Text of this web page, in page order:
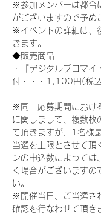
※参加メンバーは都合
がございますので予め
※イベントの詳細は、
きます。
◆販売商品
・『デジタルブロマ
付・・・1,100円(税
※同一応募期間におけ
に関しまして、複数枚
て頂きますが、1名様
当選を上限とさせて頂
ンの申込数によっては
く場合がございますの
い。
※開催当日、ご当選さ
確認を行なわせて頂き